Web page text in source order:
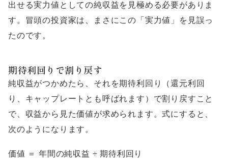
出せる実力値としての純収益を見極める必要がありま
す。冒頭の投資家は、まさにこの「実力値」を見誤っ
たのです。
期待利回りで割り戻す
純収益がつかめたら、それを期待利回り（還元利回
り、キャップレートとも呼ばれます）で割り戻すこと
で、収益から見た価値が求められます。式にすると、
次のようになります。
価値 ＝ 年間の純収益 ÷ 期待利回り